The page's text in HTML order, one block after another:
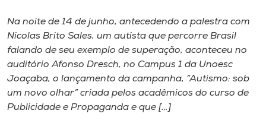
Internacionalização
I.nova
Na noite de 14 de junho, antecedendo a palestra com
Nicolas Brito Sales, um autista que percorre Brasil
falando de seu exemplo de superação, aconteceu no
auditório Afonso Dresch, no Campus 1 da Unoesc
Joaçaba, o lançamento da campanha, “Autismo: sob
um novo olhar” criada pelos acadêmicos do curso de
Publicidade e Propaganda e que […]